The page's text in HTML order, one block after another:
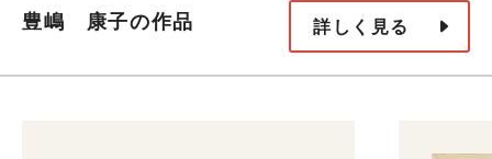
豊嶋 康子の作品 詳しく見る